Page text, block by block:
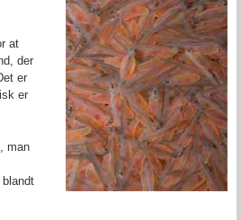
at
der
er
er
man